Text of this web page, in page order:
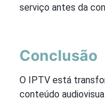
serviço antes da
Conclusão
O IPTV está
conteúdo